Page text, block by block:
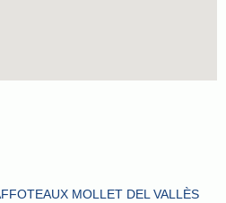
MOLLET DEL VALLÈS